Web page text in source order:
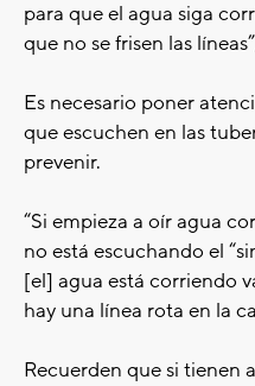
para que el agua siga
que no se frisen las
Es necesario poner
que escuchen en las
prevenir.
“Si empieza a oír agua
no está escuchando el
[el] agua está corriendo
hay una línea rota en la
Recuerden que si tienen